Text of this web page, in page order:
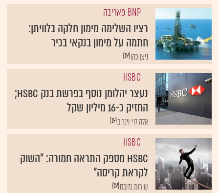
BNP פאריבה
רציו השלימה מימון חלקה בלוויתן:
חתמה על מימון בנקאי בכיר
{19}ניצן כהן
HSBC
נעצר יהלומן נוסף בפרשת בנק HSBC;
החזיק כ-16 מיליון שקל
{19}אלה לוי-וינריב
HSBC
HSBC מספק התראה חמורה: "השוק
לקראת קריסה"
{19}שירות גלובס